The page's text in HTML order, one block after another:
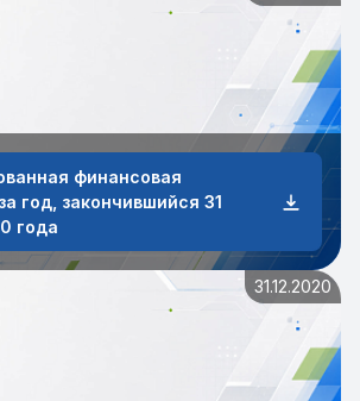
финансовая
год, закончившийся 31
года
31.12.2020